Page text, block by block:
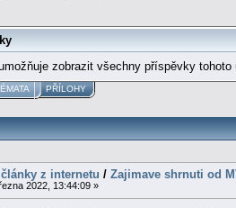
zobrazit všechny příspěvky
PŘÍLOHY
z internetu / Zajimave shrnuti od
2022, 13:44:09 »